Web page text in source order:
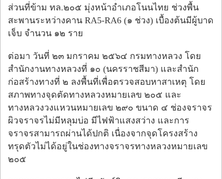
ส่วนที่ข้าม ทล.๒๐๕ มุ่งหน้าอำเภอโนนไทย ช่วงพื้น
สะพานระหว่างคาน RA5-RA6 (๑ ช่วง) เบื้องต้นมีผู้บาด
เจ็บ จำนวน ๑๒ ราย
ต่อมา วันที่ ๒๓ มกราคม ๒๕๖๔ กรมทางหลวง โดย
สำนักงานทางหลวงที่ ๑๐ (นครราชสีมา) และสำนัก
ก่อสร้างทางที่ ๒ ลงพื้นที่เพื่อตรวจสอบหาสาเหตุ โดย
สภาพทางจุดตัดทางหลวงหมายเลข ๒๐๕ และ
ทางหลวงวงแหวนหมายเลข ๒๙๐ ขนาด ๔ ช่องจราจร
ผิวจราจรไม่มีหลุมบ่อ มีไฟฟ้าแสงสว่าง และการ
จราจรสามารถผ่านได้ปกติ เนื่องจากจุดโครงสร้าง
ทรุดตัวไม่ได้อยู่ในช่องทางจราจรทางหลวงหมายเลข
๒๐๕